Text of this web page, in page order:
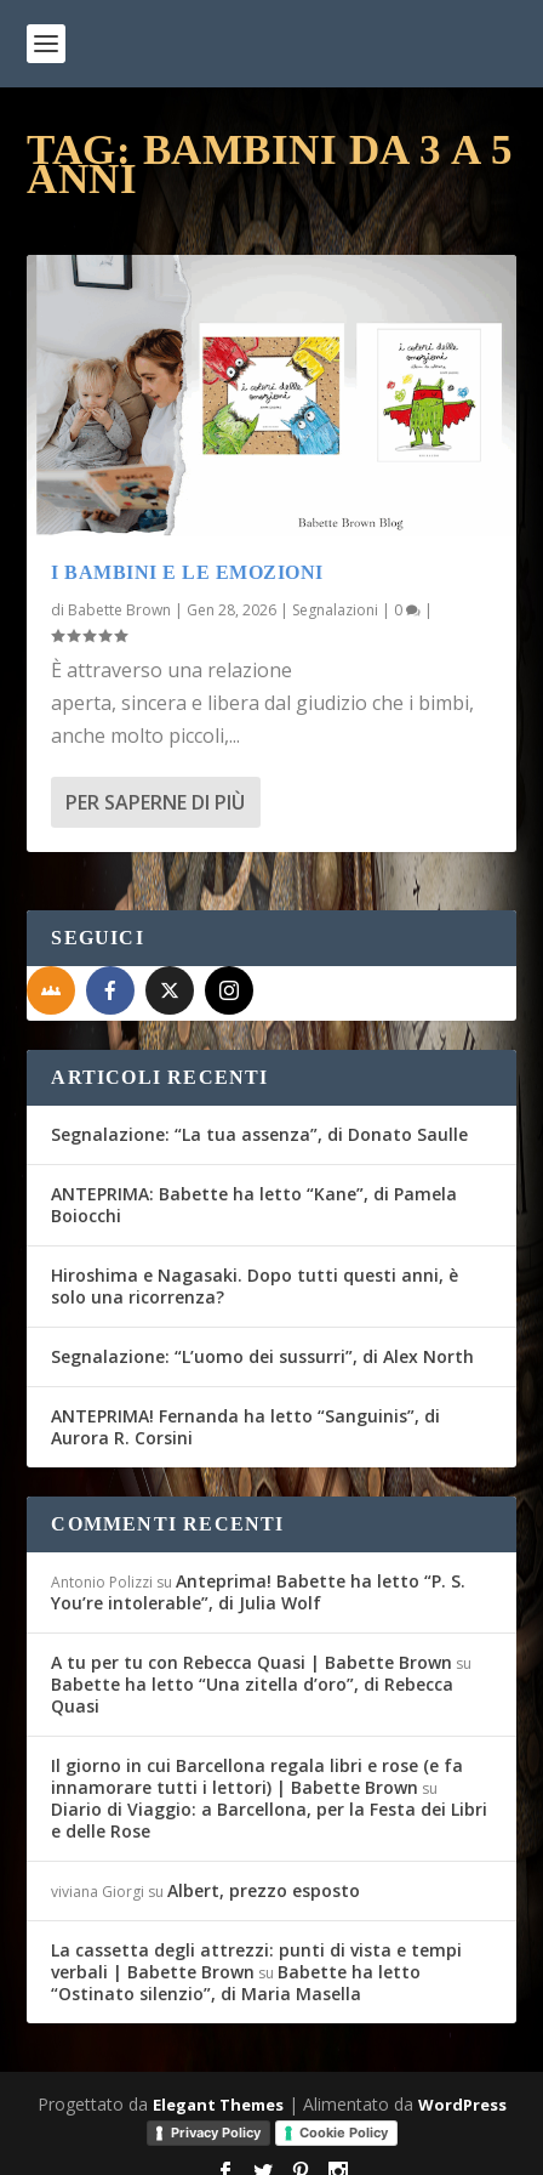
TAG: BAMBINI DA 3 A 5
ANNI
I BAMBINI E LE EMOZIONI
di Babette Brown | Gen 28, 2026 | Segnalazioni | 0 |
È attraverso una relazione
aperta, sincera e libera dal giudizio che i bimbi,
anche molto piccoli,...
PER SAPERNE DI PIÙ
SEGUICI
ARTICOLI RECENTI
Segnalazione: “La tua assenza”, di Donato Saulle
ANTEPRIMA: Babette ha letto “Kane”, di Pamela
Boiocchi
Hiroshima e Nagasaki. Dopo tutti questi anni, è
solo una ricorrenza?
Segnalazione: “L’uomo dei sussurri”, di Alex North
ANTEPRIMA! Fernanda ha letto “Sanguinis”, di
Aurora R. Corsini
COMMENTI RECENTI
Antonio Polizzi suAnteprima! Babette ha letto “P. S.
You’re intolerable”, di Julia Wolf
A tu per tu con Rebecca Quasi | Babette Brown su
Babette ha letto “Una zitella d’oro”, di Rebecca
Quasi
Il giorno in cui Barcellona regala libri e rose (e fa
innamorare tutti i lettori) | Babette Brown su
Diario di Viaggio: a Barcellona, per la Festa dei Libri
e delle Rose
viviana Giorgi suAlbert, prezzo esposto
La cassetta degli attrezzi: punti di vista e tempi
verbali | Babette Brown su Babette ha letto
“Ostinato silenzio”, di Maria Masella
Progettato da Elegant Themes| Alimentato da WordPress
Privacy Policy Cookie Policy